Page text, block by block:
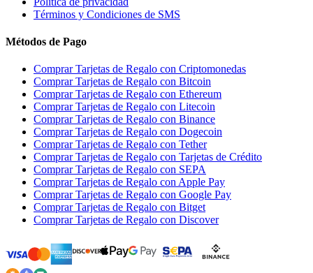
Términos y Condiciones de SMS
Métodos de Pago
Comprar Tarjetas de Regalo con Criptomonedas
Comprar Tarjetas de Regalo con Bitcoin
Comprar Tarjetas de Regalo con Ethereum
Comprar Tarjetas de Regalo con Litecoin
Comprar Tarjetas de Regalo con Binance
Comprar Tarjetas de Regalo con Dogecoin
Comprar Tarjetas de Regalo con Tether
Comprar Tarjetas de Regalo con Tarjetas de Crédito
Comprar Tarjetas de Regalo con SEPA
Comprar Tarjetas de Regalo con Apple Pay
Comprar Tarjetas de Regalo con Google Pay
Comprar Tarjetas de Regalo con Bitget
Comprar Tarjetas de Regalo con Discover